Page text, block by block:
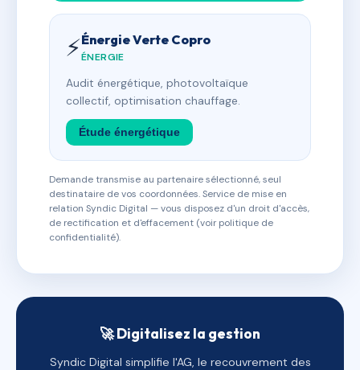
⚡Énergie Verte Copro
ÉNERGIE
Audit énergétique, photovoltaïque
collectif, optimisation chauffage.
Étude énergétique
Demande transmise au partenaire sélectionné, seul
destinataire de vos coordonnées. Service de mise en
relation Syndic Digital — vous disposez d'un droit d'accès,
de rectification et d'effacement (voir politique de
confidentialité).
🚀 Digitalisez la gestion
Syndic Digital simplifie l'AG, le recouvrement des